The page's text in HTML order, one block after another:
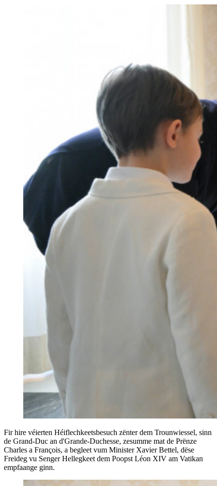
Fir hire véierten Héiflechkeetsbesuch zënter dem Trounwiessel, sinn
de Grand-Duc an d'Grande-Duchesse, zesumme mat de Prënze
Charles a François, a begleet vum Minister Xavier Bettel, dëse
Freideg vu Senger Hellegkeet dem Poopst Léon XIV am Vatikan
empfaange ginn.